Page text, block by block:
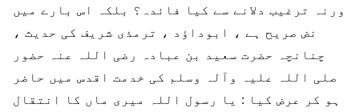
ورنہ ترغیب دلانے سے کیا فائدہ؟ بلکہ اس بارے میں
نض صریح ہے ، ابوداؤد ، ترمذی شریف کی حدیث ،
چنانچہ حضرت سعید بن عبادہ رضی اللہ عنہ حضور
صلی اللہ علیہ وآلہ وسلم کی خدمت اقدس میں حاضر
ہو کر عرض کیا : یا رسول اللہ میری ماں کا انتقال